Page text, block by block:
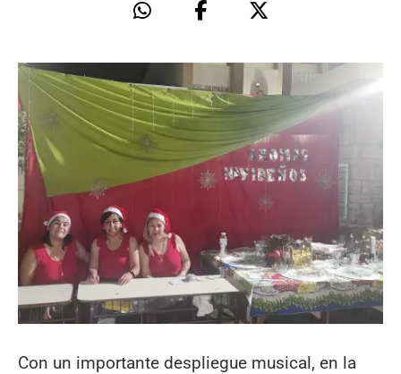
Con un importante despliegue musical, en la